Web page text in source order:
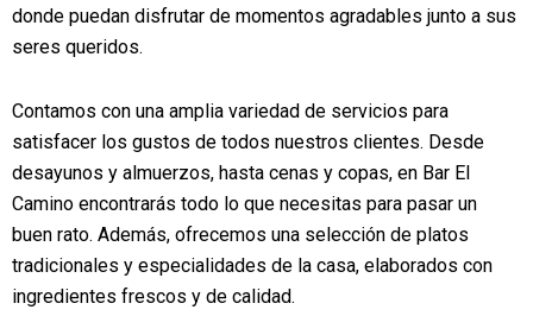
donde puedan disfrutar de momentos agradables junto a sus
seres queridos.
Contamos con una amplia variedad de servicios para
satisfacer los gustos de todos nuestros clientes. Desde
desayunos y almuerzos, hasta cenas y copas, en Bar El
Camino encontrarás todo lo que necesitas para pasar un
buen rato. Además, ofrecemos una selección de platos
tradicionales y especialidades de la casa, elaborados con
ingredientes frescos y de calidad.